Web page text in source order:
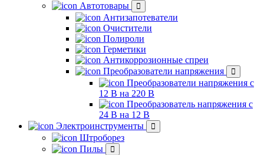
Автотовары
Антизапотеватели
Очистители
Полироли
Герметики
Антикоррозионные спреи
Преобразователи напряжения
Преобразователи напряжения с
12 В на 220 В
Преобразователь напряжения с
24 В на 12 В
Электроинструменты
Штроборез
Пилы